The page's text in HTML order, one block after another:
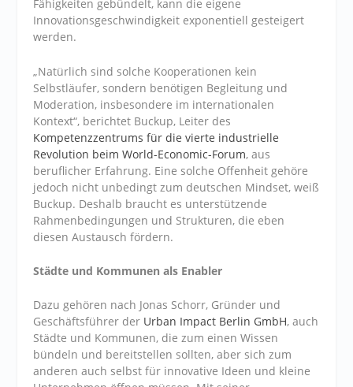
Fähigkeiten gebündelt, kann die eigene
Innovationsgeschwindigkeit exponentiell gesteigert
werden.
„Natürlich sind solche Kooperationen kein
Selbstläufer, sondern benötigen Begleitung und
Moderation, insbesondere im internationalen
Kontext“, berichtet Buckup, Leiter des
Kompetenzzentrums für die vierte industrielle
Revolution beim World-Economic-Forum, aus
beruflicher Erfahrung. Eine solche Offenheit gehöre
jedoch nicht unbedingt zum deutschen Mindset, weiß
Buckup. Deshalb braucht es unterstützende
Rahmenbedingungen und Strukturen, die eben
diesen Austausch fördern.
Städte und Kommunen als Enabler
Dazu gehören nach Jonas Schorr, Gründer und
Geschäftsführer der Urban Impact Berlin GmbH, auch
Städte und Kommunen, die zum einen Wissen
bündeln und bereitstellen sollten, aber sich zum
anderen auch selbst für innovative Ideen und kleine